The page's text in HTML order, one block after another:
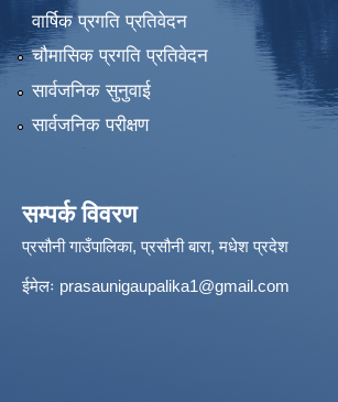
वार्षिक प्रगति प्रतिवेदन
चौमासिक प्रगति प्रतिवेदन
सार्वजनिक सुनुवाई
सार्वजनिक परीक्षण
सम्पर्क विवरण
प्रसौनी गाउँपालिका, प्रसौनी बारा, मधेश प्रदेश
ईमेलः prasaunigaupalika1@gmail.com